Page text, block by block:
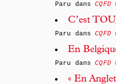
Paru dansCQFD
C’est
Paru dansCQFD
En
Paru dansCQFD
« En